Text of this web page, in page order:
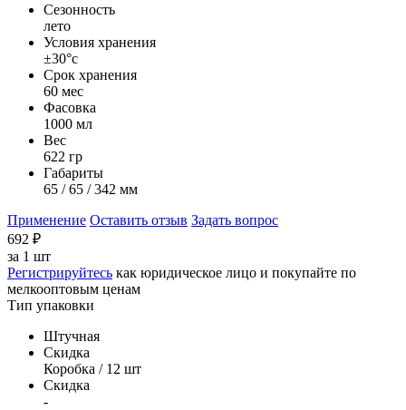
Сезонность
лето
Условия хранения
±30°с
Срок хранения
60 мес
Фасовка
1000 мл
Вес
622 гр
Габариты
65 / 65 / 342 мм
Применение Оставить отзыв Задать вопрос
692 ₽
за 1 шт
Регистрируйтесь как юридическое лицо и покупайте по
мелкооптовым ценам
Тип упаковки
Штучная
Скидка
Коробка / 12 шт
Скидка
-